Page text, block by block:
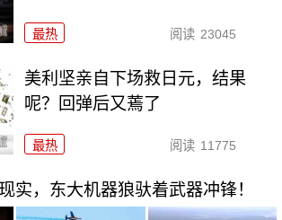
最热 阅读 23045
美利坚亲自下场救日元，结果
呢？回弹后又蔫了
最热 阅读 11775
实，东大机器狼驮着武器冲锋！